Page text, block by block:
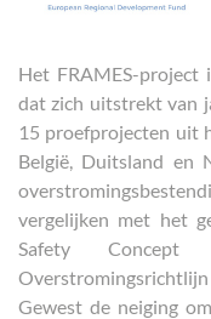
Het FRAMES-
dat zich uitstrekt van
15 proefprojecten uit
België, Duitsland en
vergelijken met het
Safety Concept
Gewest de neiging